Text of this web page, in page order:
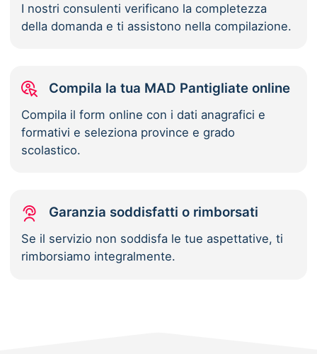
I nostri consulenti verificano la completezza
della domanda e ti assistono nella compilazione.
Compila la tua MAD Pantigliate online
Compila il form online con i dati anagrafici e
formativi e seleziona province e grado
scolastico.
Garanzia soddisfatti o rimborsati
Se il servizio non soddisfa le tue aspettative, ti
rimborsiamo integralmente.